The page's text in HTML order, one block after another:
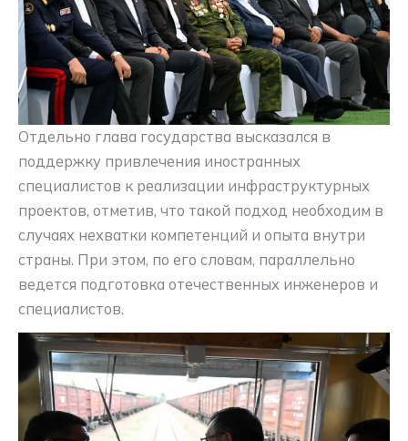
Отдельно глава государства высказался в
поддержку привлечения иностранных
специалистов к реализации инфраструктурных
проектов, отметив, что такой подход необходим в
случаях нехватки компетенций и опыта внутри
страны. При этом, по его словам, параллельно
ведется подготовка отечественных инженеров и
специалистов.